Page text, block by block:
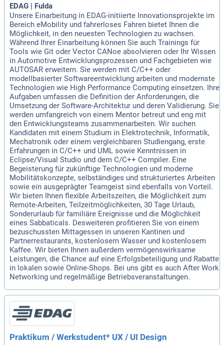
EDAG | Fulda
Unsere Einarbeitung in EDAG-initiierte Innovationsprojekte im
Bereich eMobility und fahrerloses Fahren bietet Ihnen die
Möglichkeit, in den neuesten Technologien zu wachsen.
Während Ihrer Einarbeitung können Sie auch Trainings für
Tools wie Git oder Vector CANoe absolvieren oder Ihr Wissen
in Automotive Entwicklungsprozessen und Fachgebieten wie
AUTOSAR erweitern. Sie werden mit C/C++ oder
modellbasierter Softwareentwicklung arbeiten und modernste
Technologien wie High Performance Computing einsetzen. Ihre
Aufgaben umfassen die Definition der Anforderungen, die
Umsetzung der Software-Architektur und deren Validierung. Sie
werden umfangreich von einem Mentor betreut und eng mit
den Entwicklungsteams zusammenarbeiten. Wir suchen
Kandidaten mit einem Studium in Elektrotechnik, Informatik,
Mechatronik oder einem vergleichbaren Studiengang, erste
Erfahrungen in C/C++ und UML sowie Kenntnissen in
Eclipse/Visual Studio und dem C/C++ Compiler. Eine
Begeisterung für zukünftige Technologien und moderne
Mobilitätskonzepte, selbständiges und strukturiertes Arbeiten
sowie ein ausgeprägter Teamgeist sind ebenfalls von Vorteil.
Wir bieten Ihnen flexible Arbeitszeiten, die Möglichkeit zum
Remote-Arbeiten, Teilzeitmöglichkeiten, 30 Tage Urlaub,
Sonderurlaub für familiäre Ereignisse und die Möglichkeit
eines Sabbaticals. Desweiteren profitieren Sie von einem
bezuschussten Mittagessen in unseren Kantinen und
Partnerrestaurants, kostenlosem Wasser und kostenlosem
Kaffee. Wir bieten Ihnen außerdem vermögenswirksame
Leistungen, die Chance auf eine Erfolgsbeteiligung und Rabatte
in lokalen sowie Online-Shops. Bei uns gibt es auch After Work
Networking und regelmäßige Betriebsveranstaltungen.
Praktikum / Werkstudent* UX / UI Design